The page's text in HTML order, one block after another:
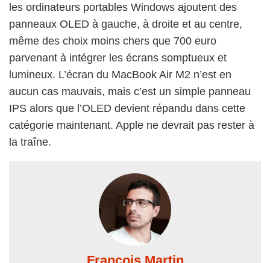
les ordinateurs portables Windows ajoutent des
panneaux OLED à gauche, à droite et au centre,
même des choix moins chers que 700 euro
parvenant à intégrer les écrans somptueux et
lumineux. L’écran du MacBook Air M2 n’est en
aucun cas mauvais, mais c’est un simple panneau
IPS alors que l’OLED devient répandu dans cette
catégorie maintenant. Apple ne devrait pas rester à
la traîne.